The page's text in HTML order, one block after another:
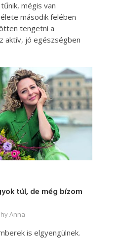
mégis van
második felében
tengetni a
aktív, jó egészségben
túl, de még bízom
Anna
is elgyengülnek.